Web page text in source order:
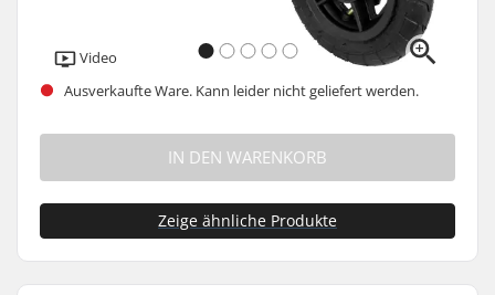
Video
Ausverkaufte Ware. Kann leider nicht geliefert werden.
IN DEN WARENKORB
Zeige ähnliche Produkte